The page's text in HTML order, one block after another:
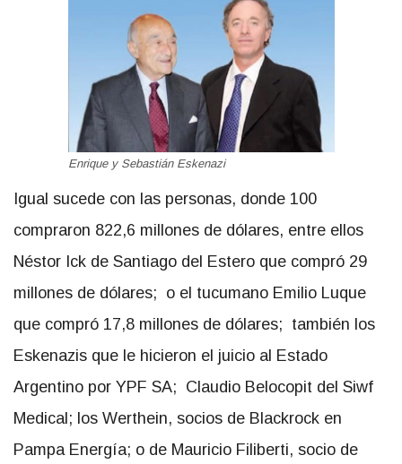
Enrique y Sebastián Eskenazi
Igual sucede con las personas, donde 100
compraron 822,6 millones de dólares, entre ellos
Néstor Ick de Santiago del Estero que compró 29
millones de dólares; o el tucumano Emilio Luque
que compró 17,8 millones de dólares; también los
Eskenazis que le hicieron el juicio al Estado
Argentino por YPF SA; Claudio Belocopit del Siwf
Medical; los Werthein, socios de Blackrock en
Pampa Energía; o de Mauricio Filiberti, socio de